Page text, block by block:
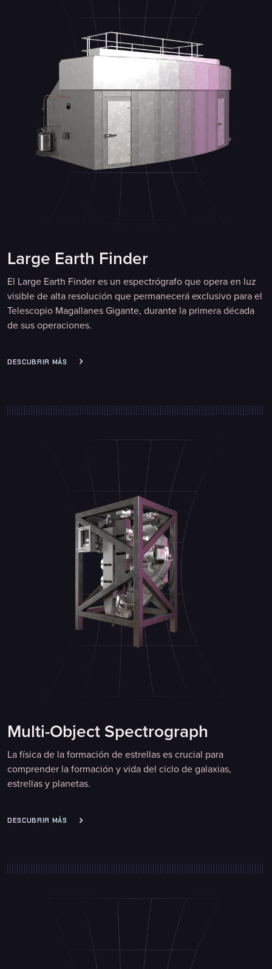
Large Earth Finder
El Large Earth Finder es un espectrógrafo que opera en luz
visible de alta resolución que permanecerá exclusivo para el
Telescopio Magallanes Gigante, durante la primera década
de sus operaciones.
DESCUBRIR MÁS
Multi-Object Spectrograph
La física de la formación de estrellas es crucial para
comprender la formación y vida del ciclo de galaxias,
estrellas y planetas.
DESCUBRIR MÁS